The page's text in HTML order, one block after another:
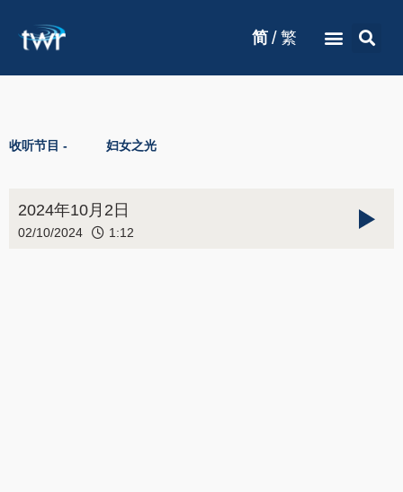
简 / 繁
收听节目 - 妇女之光
2024年10月2日
02/10/2024 1:12